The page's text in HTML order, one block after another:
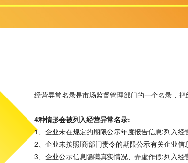
经营异常名录是市场监督管理部门的一个名录，
4种情形会被列入经营异常名录:
1、企业未在规定的期限公示年度报告信息;列入经
2、企业未按照I商部门责令的期限公示有关企业信
3、企业公示信息隐瞒真实情况、弄虛作假;列入经